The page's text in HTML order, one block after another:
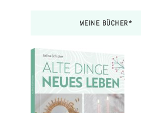
MEINE BÜCHER*